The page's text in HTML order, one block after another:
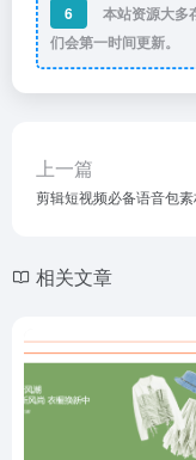
6
本站资源大多
们会第一时间更新。
上一篇
剪辑短视频必备语音包
相关文章